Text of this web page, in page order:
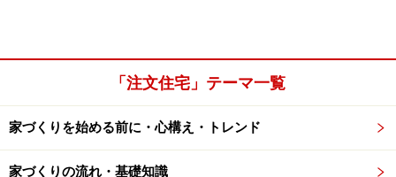
「注文住宅」テーマ一覧
家づくりを始める前に・心構え・トレンド
家づくりの流れ・基礎知識